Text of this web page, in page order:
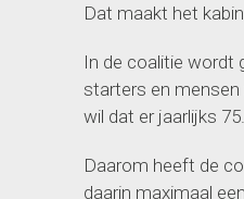
Dat maakt het
In de coalitie wordt
starters en mensen
wil dat er jaarlijks
Daarom heeft de
daarin maximaal